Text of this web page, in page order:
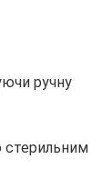
ручну
стерильним